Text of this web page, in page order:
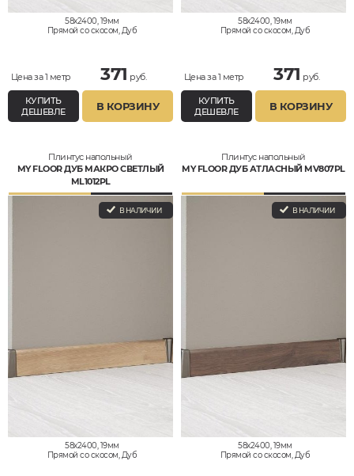
58x2400, 19мм
Прямой со скосом, Дуб
Цена за 1 метр 371 руб.
КУПИТЬ
ДЕШЕВЛЕ
В КОРЗИНУ
58x2400, 19мм
Прямой со скосом, Дуб
Цена за 1 метр 371 руб.
КУПИТЬ
ДЕШЕВЛЕ
В КОРЗИНУ
Плинтус напольный
MY FLOOR ДУБ МАКРО СВЕТЛЫЙ
ML1012PL
В НАЛИЧИИ
58x2400, 19мм
Прямой со скосом, Дуб
Плинтус напольный
MY FLOOR ДУБ АТЛАСНЫЙ MV807PL
В НАЛИЧИИ
58x2400, 19мм
Прямой со скосом, Дуб